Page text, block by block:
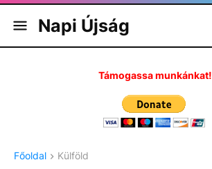
Napi Újság
Támogassa munkánkat!
Főoldal Külföld